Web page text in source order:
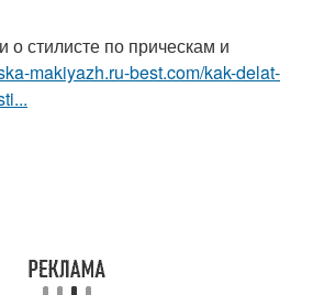
о стилисте по прическам и
makiyazh.ru-best.com/kak-delat-